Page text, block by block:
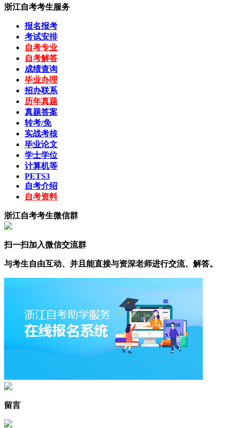
浙江自考考生服务
报名报考
考试安排
自考专业
自考解答
成绩查询
毕业办理
招办联系
历年真题
真题答案
转考/免
实战考核
毕业论文
学士学位
计算机等
PETS3
自考介绍
自考资料
浙江自考考生微信群
扫一扫加入微信交流群
与考生自由互动、并且能直接与资深老师进行交流、解答。
留言